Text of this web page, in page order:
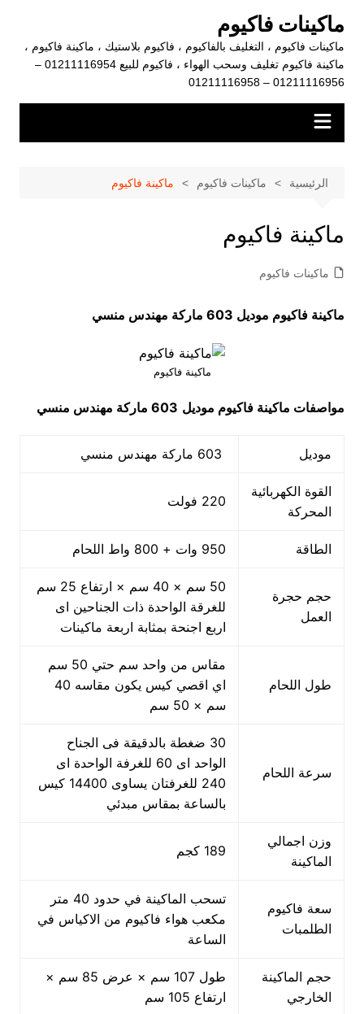
المحتوى
ماكينات فاكيوم
ماكينات فاكيوم ، التغليف بالفاكيوم ، فاكيوم بلاستيك ، ماكينة فاكيوم ،
ماكينة فاكيوم تغليف وسحب الهواء ، فاكيوم للبيع 01211116954 –
01211116956 – 01211116958
الرئيسية ماكينات فاكيوم ماكينة فاكيوم
ماكينة فاكيوم
ماكينات فاكيوم
ماكينة فاكيوم موديل 603 ماركة مهندس منسي
ماكينة فاكيوم
مواصفات ماكينة فاكيوم موديل 603 ماركة مهندس منسي
موديل
القوة الكهربائية
المحركة
220 فولت
الطاقة 950 وات + 800 واط اللحام
حجم حجرة
العمل
50 سم × 40 سم × ارتفاع 25 سم
للغرقة الواحدة ذات الجناحين اى
اربع اجنحة بمثابة اربعة ماكينات
طول اللحام
مقاس من واحد سم حتي 50 سم
اي اقصي كيس يكون مقاسه 40
سم × 50 سم
سرعة اللحام
30 ضغطة بالدقيقة فى الجناح
الواحد اى 60 للغرفة الواحدة اى
240 للغرفتان يساوى 14400 كيس
بالساعة بمقاس مبدئي
وزن اجمالي
الماكينة
189 كجم
سعة فاكيوم
الطلمبات
تسحب الماكينة في حدود 40 متر
مكعب هواء فاكيوم من الاكياس في
الساعة
حجم الماكينة
الخارجي
طول 107 سم × عرض 85 سم ×
ارتفاع 105 سم